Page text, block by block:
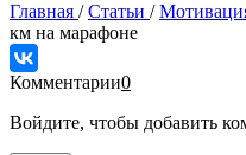
Главная /Статьи /
км на марафоне
Комментарии0
Войдите, чтобы добавить